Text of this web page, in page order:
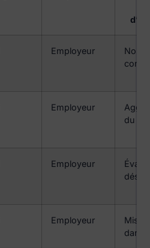
Employeur
Non-
Employeur
du
Employeur
Employeur
Mise